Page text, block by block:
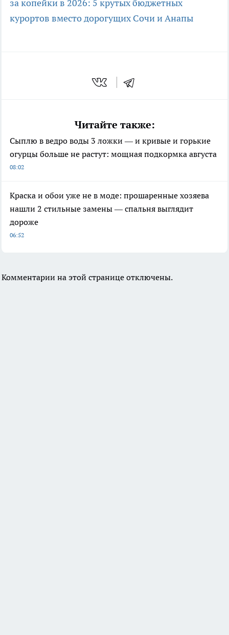
за копейки в 2026: 5 крутых бюджетных
курортов вместо дорогущих Сочи и Анапы
Читайте также:
Сыплю в ведро воды 3 ложки — и кривые и горькие
огурцы больше не растут: мощная подкормка августа
08:02
Краска и обои уже не в моде: прошаренные хозяева
нашли 2 стильные замены — спальня выглядит
дороже
06:52
Комментарии на этой странице отключены.